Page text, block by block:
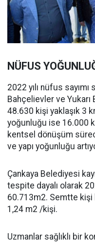
NÜFUS
2022 yılı nüfus
Bahçelievler ve
48.630 kişi yaklaşık 3
yoğunluğu ise 16.000
kentsel dönüşüm
ve yapı yoğunluğu
Çankaya Belediyesi
tespite dayalı olarak
60.713m2. Semtte kişi
1,24 m2 /kişi.
Uzmanlar sağlıklı bir